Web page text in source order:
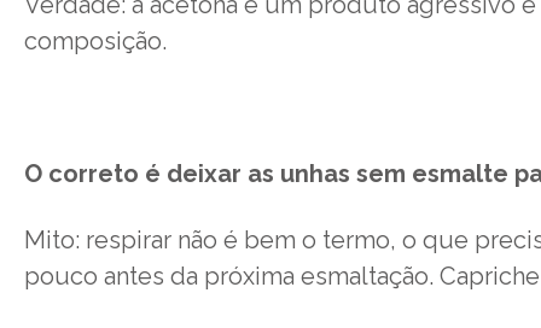
composição.
O correto é deixar as unhas sem esmalte
Mito: respirar não é bem o termo, o que
pouco antes da próxima esmaltação.